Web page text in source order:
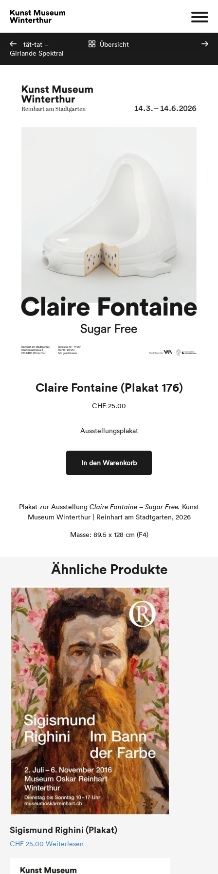
tät-tat –
Girlande Spektral
Übersicht
Claire Fontaine (Plakat 176)
CHF 25.00
Ausstellungsplakat
In den Warenkorb
Plakat zur Ausstellung Claire Fontaine – Sugar Free. Kunst
Museum Winterthur | Reinhart am Stadtgarten, 2026
Masse: 89.5 x 128 cm (F4)
Ähnliche Produkte
Sigismund Righini (Plakat)
CHF 25.00 Weiterlesen